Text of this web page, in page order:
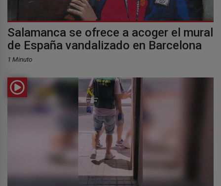
Salamanca se ofrece a acoger el mural
de España vandalizado en Barcelona
1 Minuto